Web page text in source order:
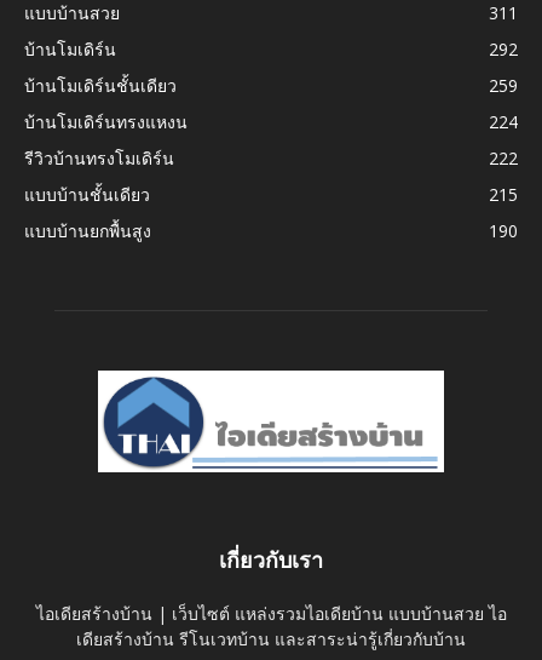
แบบบ้านสวย
311
บ้านโมเดิร์น
292
บ้านโมเดิร์นชั้นเดียว
259
บ้านโมเดิร์นทรงแหงน
224
รีวิวบ้านทรงโมเดิร์น
222
แบบบ้านชั้นเดียว
215
แบบบ้านยกพื้นสูง
190
เกี่ยวกับเรา
ไอเดียสร้างบ้าน | เว็บไซต์ แหล่งรวมไอเดียบ้าน แบบบ้านสวย ไอ
เดียสร้างบ้าน รีโนเวทบ้าน และสาระน่ารู้เกี่ยวกับบ้าน